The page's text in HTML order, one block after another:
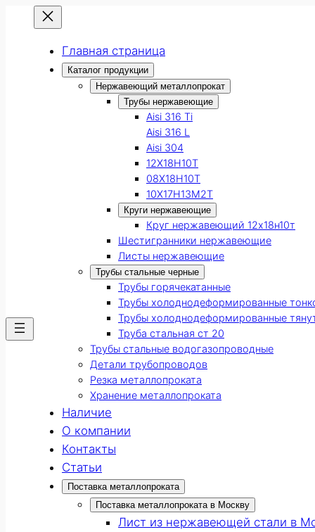
Главная страница
Каталог продукции
Нержавеющий металлопрокат
Трубы нержавеющие
Aisi 316 Ti
Aisi 316 L
Aisi 304
12Х18Н10Т
08Х18Н10Т
10Х17Н13М2Т
Круги нержавеющие
Круг нержавеющий 12х18н10т
Шестигранники нержавеющие
Листы нержавеющие
Трубы стальные черные
Трубы горячекатанные
Трубы холоднодеформированные
Трубы холоднодеформированные
Труба стальная ст 20
Трубы стальные водогазопроводные
Детали трубопроводов
Резка металлопроката
Хранение металлопроката
Наличие
О компании
Контакты
Статьи
Поставка металлопроката
Поставка металлопроката в Москву
Лист из нержавеющей стали в